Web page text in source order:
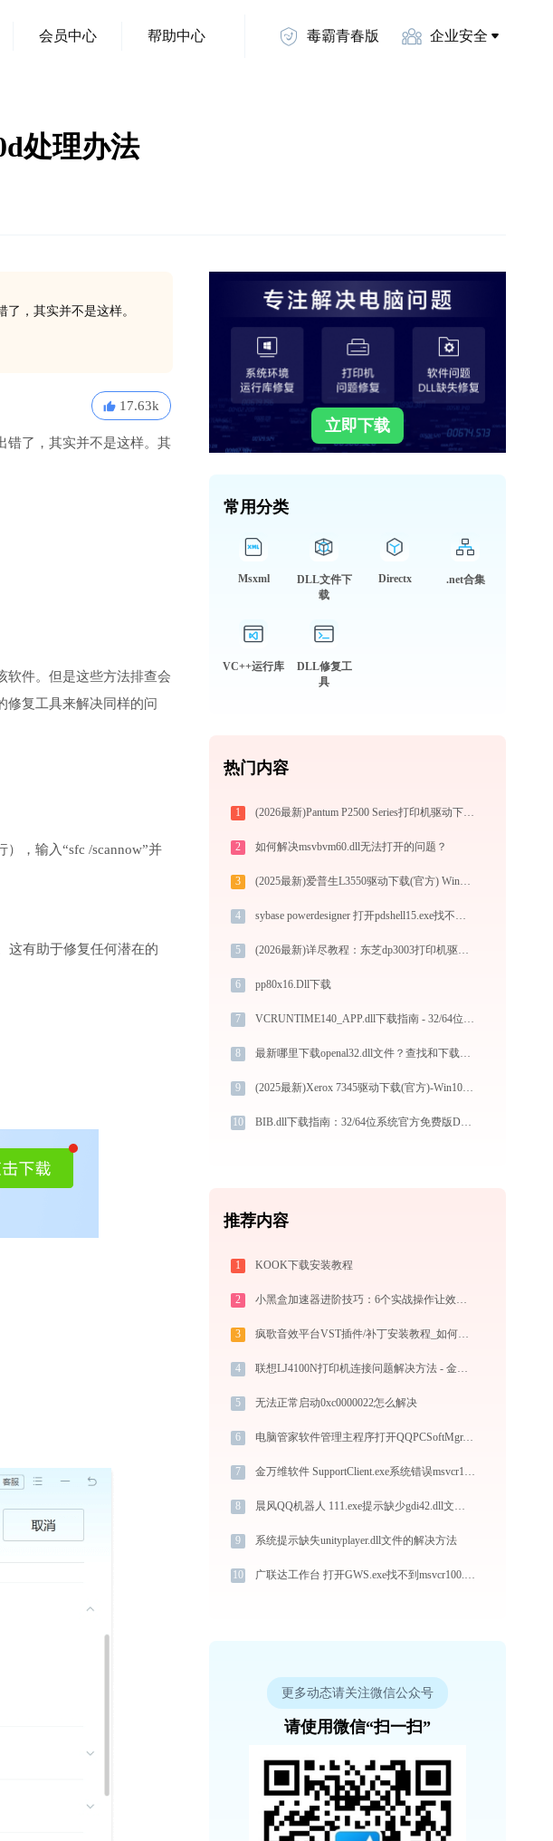
会员中心 帮助中心 毒霸青春版 企业安全
处理办法
，其实并不是这样。
17.63k
错了，其实并不是这样。其
软件。但是这些方法排查会
修复工具来解决同样的问
，输入“sfc /scannow”并
这有助于修复任何潜在的
立即下载
常用分类
Msxml
DLL文件下
载
Directx .net合集
VC++运行库
DLL修复工
具
热门内容
1 (2026最新)Pantum P2500 Series打印机驱动下载与安装教程：新手也能轻松搞定
2 如何解决msvbvm60.dll无法打开的问题？
3 (2025最新)爱普生L3550驱动下载(官方) Win10/Win11支持
4 sybase powerdesigner 打开pdshell15.exe找不到pdcore15.dll怎么办
5 (2026最新)详尽教程：东芝dp3003打印机驱动的正确下载与安装方式
6 pp80x16.Dll下载
7 VCRUNTIME140_APP.dll下载指南 - 32/64位系统官方免费修复方案
8 最新哪里下载openal32.dll文件？查找和下载指南
9 (2025最新)Xerox 7345驱动下载(官方)-Win10/Win11支持
10 BIB.dll下载指南：32/64位系统官方免费版DLL文件修复教程
推荐内容
1 KOOK下载安装教程
2 小黑盒加速器进阶技巧：6个实战操作让效率翻倍
3 疯歌音效平台VST插件/补丁安装教程_如何加载插件效果包
4 联想LJ4100N打印机连接问题解决方法 - 金山毒霸
5 无法正常启动0xc0000022怎么解决
6 电脑管家软件管理主程序打开QQPCSoftMgr.exe提示0xc0000006错误码怎么办
7 金万维软件 SupportClient.exe系统错误msvcr100.dll丢失如何解决
8 晨风QQ机器人 111.exe提示缺少gdi42.dll文件的解决办法
9 系统提示缺失unityplayer.dll文件的解决方法
10 广联达工作台 打开GWS.exe找不到msvcr100.dll怎么办
更多动态请关注微信公众号
请使用微信“扫一扫”